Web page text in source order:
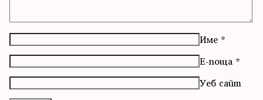
Име *
Е-поща *
Уеб сайт